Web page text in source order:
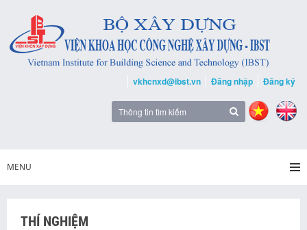
vkhcnxd@ibst.vn Đăng nhập Đăng ký
MENU
THÍ NGHIỆM